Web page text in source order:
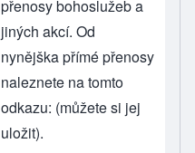
přenosy bohoslužeb a
jiných akcí. Od
nynějška přímé přenosy
naleznete na tomto
odkazu: (můžete si jej
uložit).